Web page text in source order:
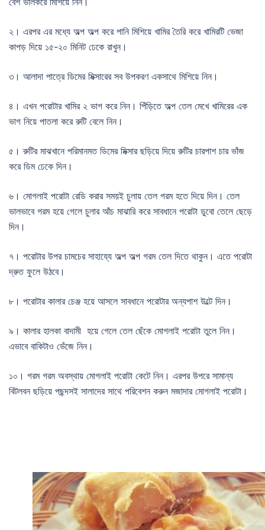
২। এরপর এর মধ্যে অল্প অল্প করে পানি মিশিয়ে খামির তৈরি করে খামিরটি ভেজা
কাপড় দিয়ে ১৫-২০ মিনিট ঢেকে রাখুন।
৩। আলাদা পাত্রে ডিমের মিক্সারের সব উপকরণ একসাথে মিশিয়ে নিন।
৪। এখন পরোটার খামির ২ ভাগ করে নিন। পিঁড়িতে অল্প তেল মেখে খামিরের এক
ভাগ নিয়ে পাতলা করে রুটি বেলে নিন।
৫। রুটির মাঝখানে পরিমানমত ডিমের মিক্সার ছড়িয়ে দিয়ে রুটির চারপাশ চার ভাঁজ
করে ডিম ঢেকে দিন।
৬। মোগলাই পরোটা রেডি করার সময়ই চুলায় তেল গরম হতে দিয়ে দিন। তেল
ভালভাবে গরম হয়ে গেলে চুলার আঁচ মাঝারি করে সাবধানে পরোটা ডুবো তেলে ছেড়ে
দিন।
৭। পরোটার উপর চামচের সাহায্যে অল্প অল্প গরম তেল দিতে থাকুন। এতে পরোটা
দ্রুত ফুলে উঠবে।
৮। পরোটার কালার চেঞ্জ হয়ে আসলে সাবধানে পরোটার অন্যপাশ উল্টে দিন।
৯। কালার হালকা বাদামী হয়ে গেলে তেল ছেঁকে মোগলাই পরোটা তুলে নিন।
এভাবে বাকিটাও ভেঁজে নিন।
১০। গরম গরম অবস্থায় মোগলাই পরোটা কেটে নিন। এরপর উপরে সামান্য
বিটলবন ছড়িয়ে পছন্দসই সালাদের সাথে পরিবেশন করুন মজাদার মোগলাই পরোটা।